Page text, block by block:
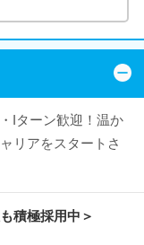
Iターン歓迎！温か
リアをスタートさ
積極採用中＞